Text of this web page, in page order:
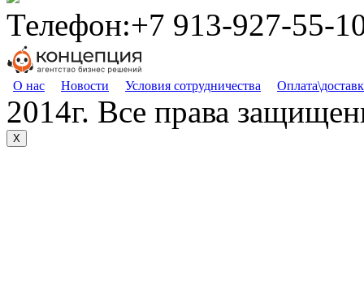
Телефон:+7 913-927-55-
О нас Новости Условия сотрудничества
2014г. Все права